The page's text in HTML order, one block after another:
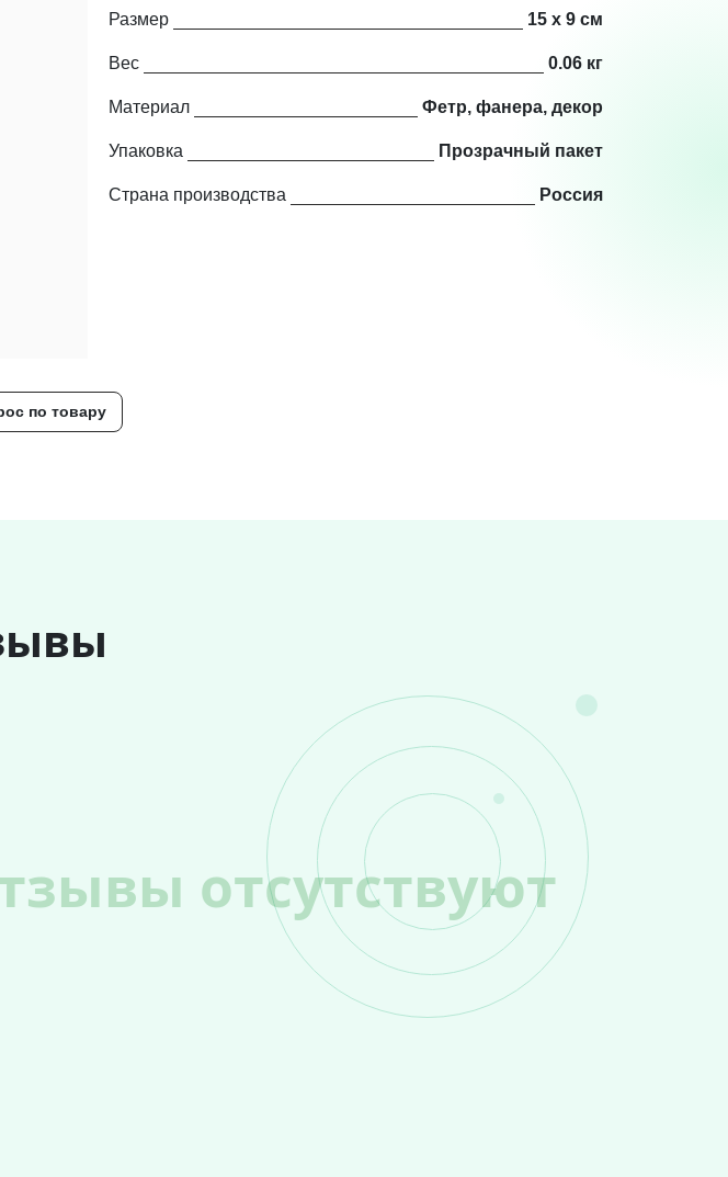
по товару
Размер 15 х 9 см
Вес 0.06 кг
Материал Фетр, фанера, декор
Упаковка Прозрачный пакет
Страна производства Россия
отсутствуют